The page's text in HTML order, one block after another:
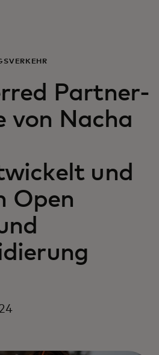
Trends
Partner-
von Nacha
und
Open